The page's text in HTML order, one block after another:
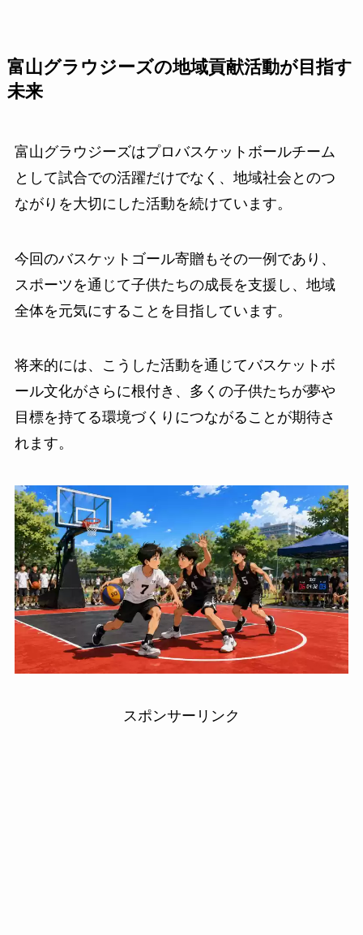
富山グラウジーズの地域貢献活動が目指す
未来
富山グラウジーズはプロバスケットボールチーム
として試合での活躍だけでなく、地域社会とのつ
ながりを大切にした活動を続けています。
今回のバスケットゴール寄贈もその一例であり、
スポーツを通じて子供たちの成長を支援し、地域
全体を元気にすることを目指しています。
将来的には、こうした活動を通じてバスケットボ
ール文化がさらに根付き、多くの子供たちが夢や
目標を持てる環境づくりにつながることが期待さ
れます。
スポンサーリンク